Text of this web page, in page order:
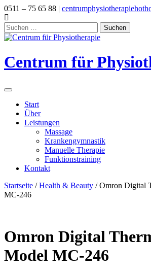
Skip
to
content
0511 – 75 65 88 |
Suchen
nach:
Centrum für
Start
Über
Leistungen
Massage
Krankengymnastik
Manuelle Therapie
Funktionstraining
Kontakt
Startseite /Health & Beauty / Omron Digital
MC-246
Omron Digital
Model MC-246